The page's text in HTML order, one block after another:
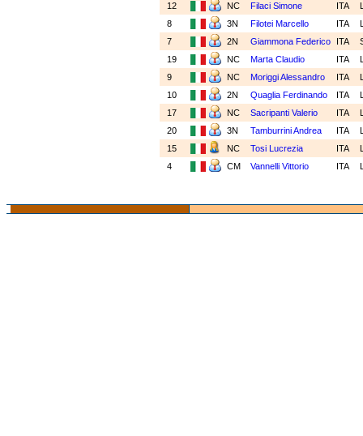
12
NC Filaci Simone ITA
8
3N Filotei Marcello ITA
7
2N Giammona Federico ITA
19
NC Marta Claudio ITA
9
NC Moriggi Alessandro ITA
10
2N Quaglia Ferdinando ITA
17
NC Sacripanti Valerio ITA
20
3N Tamburrini Andrea ITA
15
NC Tosi Lucrezia ITA
4
CM Vannelli Vittorio ITA